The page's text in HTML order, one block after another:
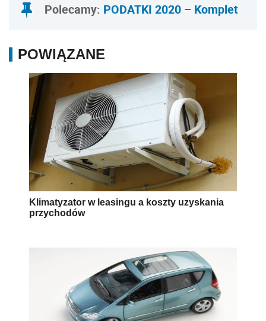
Polecamy: PODATKI 2020 – Komplet
POWIĄZANE
Klimatyzator w leasingu a koszty uzyskania
przychodów